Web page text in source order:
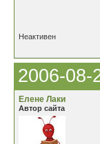
Неактивен
2006-08-
Елене Лаки
Автор сайта